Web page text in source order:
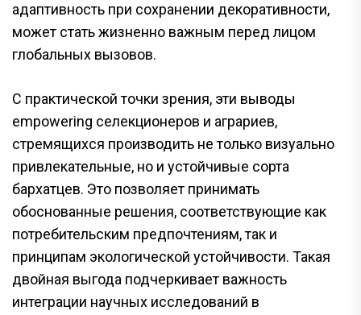
адаптивность при сохранении декоративности,
может стать жизненно важным перед лицом
глобальных вызовов.
С практической точки зрения, эти выводы
empowering селекционеров и аграриев,
стремящихся производить не только визуально
привлекательные, но и устойчивые сорта
бархатцев. Это позволяет принимать
обоснованные решения, соответствующие как
потребительским предпочтениям, так и
принципам экологической устойчивости. Такая
двойная выгода подчеркивает важность
интеграции научных исследований в